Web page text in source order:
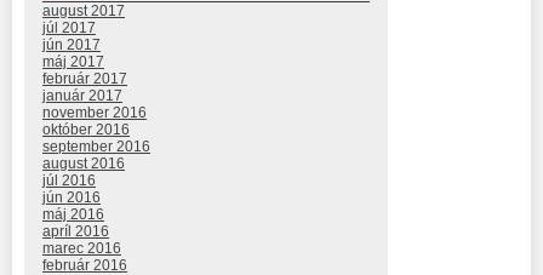
august 2017
júl 2017
jún 2017
máj 2017
február 2017
január 2017
november 2016
október 2016
september 2016
august 2016
júl 2016
jún 2016
máj 2016
apríl 2016
marec 2016
február 2016